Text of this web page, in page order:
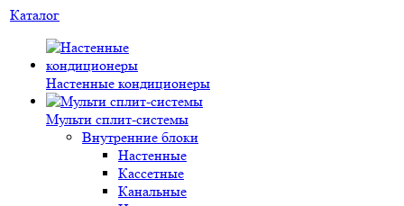
Каталог
Настенные кондиционеры
Мульти сплит-системы
Внутренние блоки
Настенные
Кассетные
Канальные